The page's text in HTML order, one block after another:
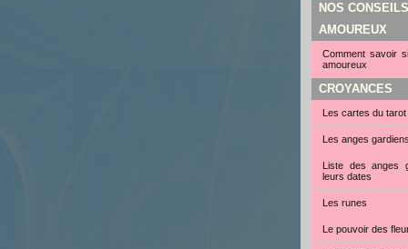
NOS CONSEILS
AMOUREUX
Comment savoir
amoureux
CROYANCES
Les cartes du tarot
Les anges
Liste des anges
leurs dates
Les runes
Le pouvoir des